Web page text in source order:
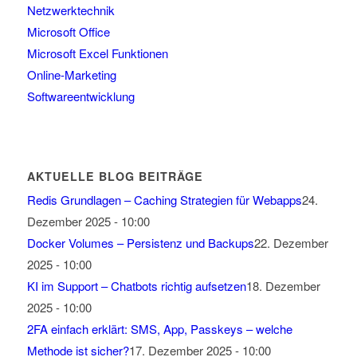
Netzwerktechnik
Microsoft Office
Microsoft Excel Funktionen
Online-Marketing
Softwareentwicklung
AKTUELLE BLOG BEITRÄGE
Redis Grundlagen – Caching Strategien für Webapps24.
Dezember 2025 - 10:00
Docker Volumes – Persistenz und Backups22. Dezember
2025 - 10:00
KI im Support – Chatbots richtig aufsetzen18. Dezember
2025 - 10:00
2FA einfach erklärt: SMS, App, Passkeys – welche
Methode ist sicher?17. Dezember 2025 - 10:00